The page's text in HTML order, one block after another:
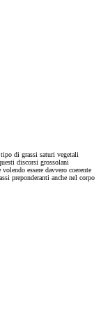
tipo di grassi saturi vegetali
discorsi grossolani
essere davvero coerente
preponderanti anche nel corpo